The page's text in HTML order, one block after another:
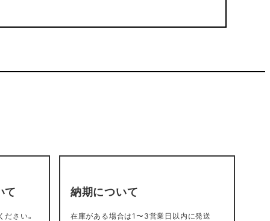
て
さい。
納期について
在庫がある場合は1〜3営業日以内に発送